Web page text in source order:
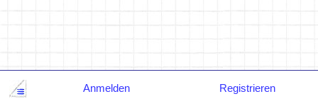
Anmelden Registrieren